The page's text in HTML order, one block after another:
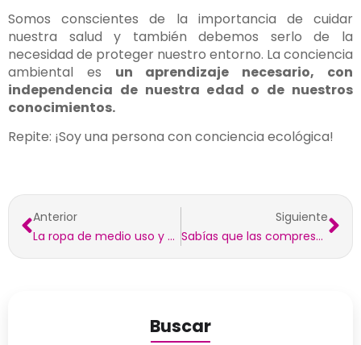
Somos conscientes de la importancia de cuidar
nuestra salud y también debemos serlo de la
necesidad de proteger nuestro entorno. La conciencia
ambiental es un aprendizaje necesario, con
independencia de nuestra edad o de nuestros
conocimientos.
Repite: ¡Soy una persona con conciencia ecológica!
Anterior
La ropa de medio uso y el medioambiente
Siguiente
Sabías que las compresas frías tienen un efecto en la fiebre.
Buscar